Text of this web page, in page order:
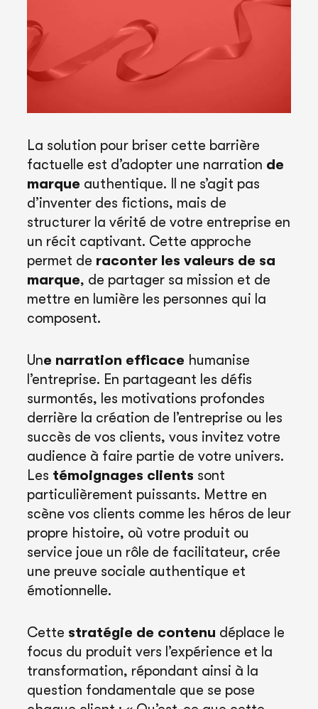
La solution pour briser cette barrière
factuelle est d’adopter une narration de
marque authentique. Il ne s’agit pas
d’inventer des fictions, mais de
structurer la vérité de votre entreprise en
un récit captivant. Cette approche
permet de raconter les valeurs de sa
marque, de partager sa mission et de
mettre en lumière les personnes qui la
composent.
Une narration efficace humanise
l’entreprise. En partageant les défis
surmontés, les motivations profondes
derrière la création de l’entreprise ou les
succès de vos clients, vous invitez votre
audience à faire partie de votre univers.
Les témoignages clients sont
particulièrement puissants. Mettre en
scène vos clients comme les héros de leur
propre histoire, où votre produit ou
service joue un rôle de facilitateur, crée
une preuve sociale authentique et
émotionnelle.
Cette stratégie de contenu déplace le
focus du produit vers l’expérience et la
transformation, répondant ainsi à la
question fondamentale que se pose